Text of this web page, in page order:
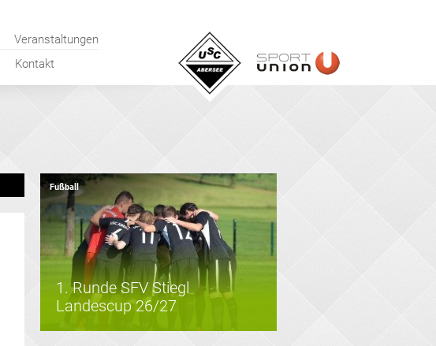
Kontakt
Veranstaltungen
Fußball
1. Runde SFV Stiegl
Landescup 26/27